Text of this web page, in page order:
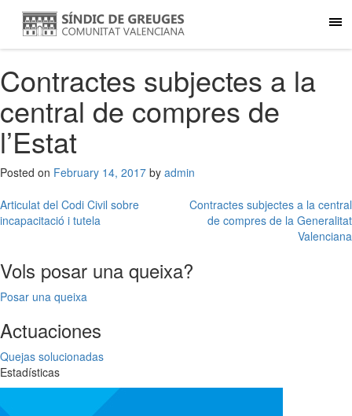
Contractes subjectes a la
central de compres de
l’Estat
Posted on February 14, 2017 by admin
Post
navigation
Articulat del Codi Civil sobre
incapacitació i tutela
Contractes subjectes a la central
de compres de la Generalitat
Valenciana
Vols posar una queixa?
Posar una queixa
Actuaciones
Quejas solucionadas
Estadísticas